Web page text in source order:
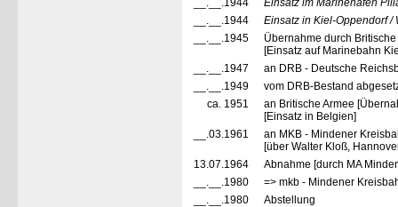
__.__.1944
Einsatz im Marinehafen
__.__.1944
Einsatz in Kiel-Oppendorf /
__.__.1945
Übernahme durch
[Einsatz auf Marinebahn
__.__.1947
an DRB - Deutsche
__.__.1949
vom DRB-Bestand
ca. 1951
an Britische Armee
[Einsatz in Belgien]
__.03.1961
an MKB - Mindener
[über Walter Kloß,
13.07.1964
Abnahme [durch MA
__.__.1980
=> mkb - Mindener
__.__.1980
Abstellung